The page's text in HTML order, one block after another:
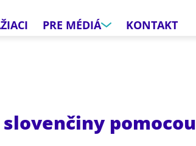
PRE MÉDIÁ KONTAKT
pomocou